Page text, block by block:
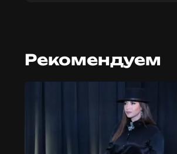
Рекомендуем